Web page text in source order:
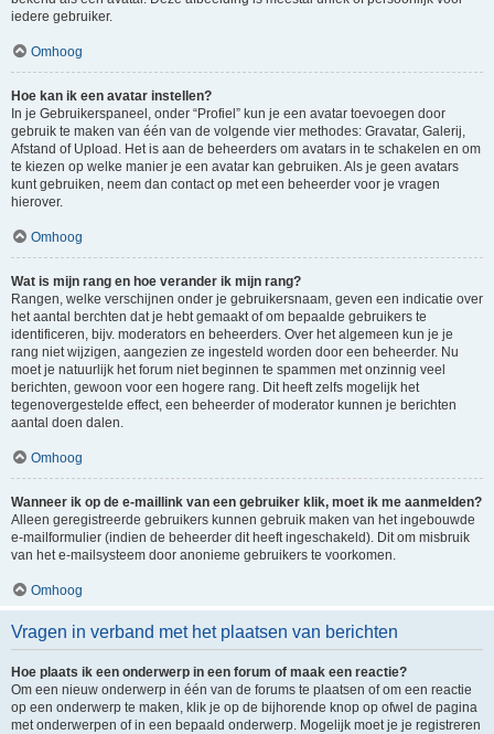
iedere gebruiker.
Omhoog
Hoe kan ik een avatar instellen?
In je Gebruikerspaneel, onder “Profiel” kun je een avatar toevoegen door
gebruik te maken van één van de volgende vier methodes: Gravatar, Galerij,
Afstand of Upload. Het is aan de beheerders om avatars in te schakelen en om
te kiezen op welke manier je een avatar kan gebruiken. Als je geen avatars
kunt gebruiken, neem dan contact op met een beheerder voor je vragen
hierover.
Omhoog
Wat is mijn rang en hoe verander ik mijn rang?
Rangen, welke verschijnen onder je gebruikersnaam, geven een indicatie over
het aantal berchten dat je hebt gemaakt of om bepaalde gebruikers te
identificeren, bijv. moderators en beheerders. Over het algemeen kun je je
rang niet wijzigen, aangezien ze ingesteld worden door een beheerder. Nu
moet je natuurlijk het forum niet beginnen te spammen met onzinnig veel
berichten, gewoon voor een hogere rang. Dit heeft zelfs mogelijk het
tegenovergestelde effect, een beheerder of moderator kunnen je berichten
aantal doen dalen.
Omhoog
Wanneer ik op de e-maillink van een gebruiker klik, moet ik me aanmelden?
Alleen geregistreerde gebruikers kunnen gebruik maken van het ingebouwde
e-mailformulier (indien de beheerder dit heeft ingeschakeld). Dit om misbruik
van het e-mailsysteem door anonieme gebruikers te voorkomen.
Omhoog
Vragen in verband met het plaatsen van berichten
Hoe plaats ik een onderwerp in een forum of maak een reactie?
Om een nieuw onderwerp in één van de forums te plaatsen of om een reactie
op een onderwerp te maken, klik je op de bijhorende knop op ofwel de pagina
met onderwerpen of in een bepaald onderwerp. Mogelijk moet je je registreren